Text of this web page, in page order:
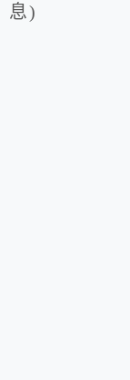
息)